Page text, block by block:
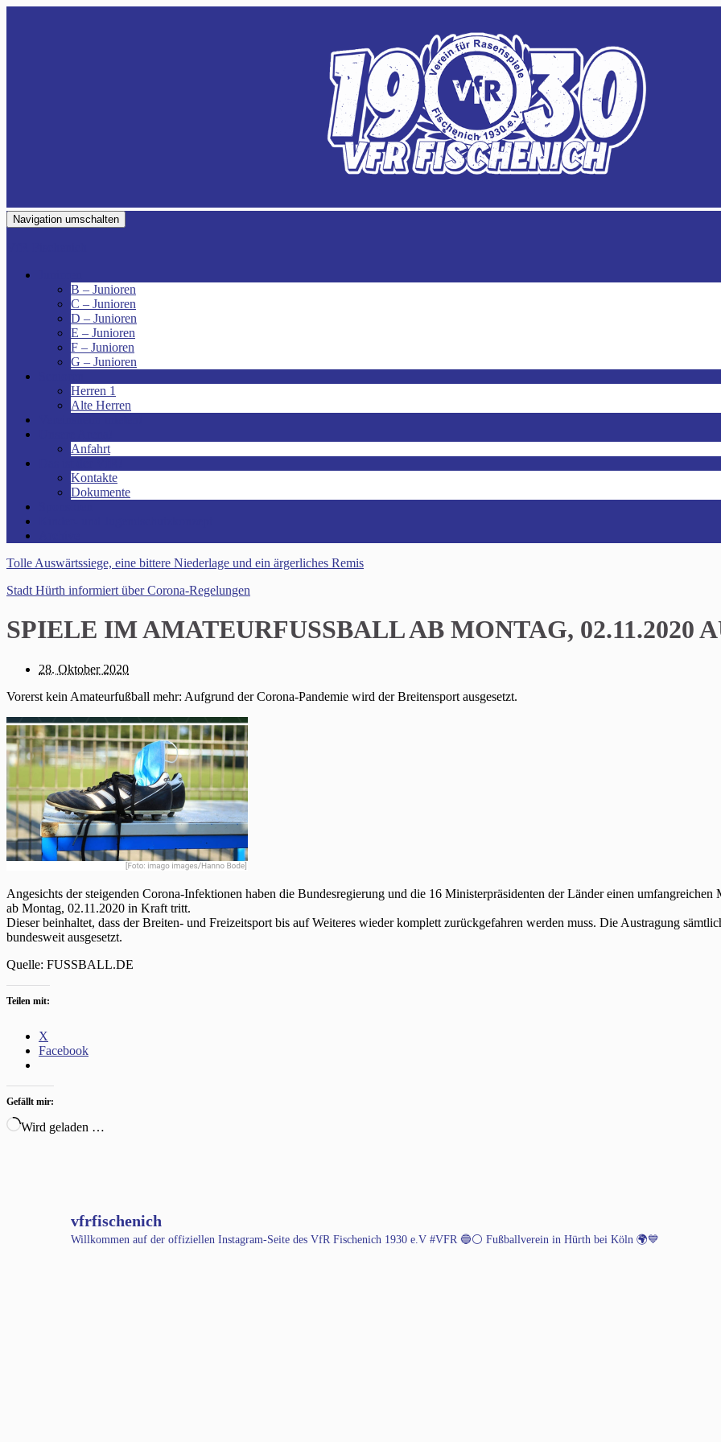
Navigation umschalten
B – Junioren
C – Junioren
D – Junioren
E – Junioren
F – Junioren
G – Junioren
Herren 1
Alte Herren
Anfahrt
Kontakte
Dokumente
Tolle Auswärtssiege, eine bittere Niederlage und ein ärgerliches Remis
Stadt Hürth informiert über Corona-Regelungen
SPIELE IM AMATEURFUSSBALL AB MONTAG, 02.11.2020
28. Oktober 2020
Vorerst kein Amateurfußball mehr: Aufgrund der Corona-Pandemie wird der Breitensport ausgesetzt.
Angesichts der steigenden Corona-Infektionen haben die Bundesregierung und die 16 Ministerpräsidenten der Länder einen
ab Montag, 02.11.2020 in Kraft tritt.
Dieser beinhaltet, dass der Breiten- und Freizeitsport bis auf Weiteres wieder komplett zurückgefahren werden muss. Die Austragung
bundesweit ausgesetzt.
Quelle: FUSSBALL.DE
Teilen mit:
X
Facebook
Gefällt mir:
Wird geladen …
vfrfischenich
Willkommen auf der offiziellen Instagram-Seite des VfR Fischenich 1930 e.V #VFR 🔵⚪️ Fußballverein in Hürth bei Köln 🌍💙